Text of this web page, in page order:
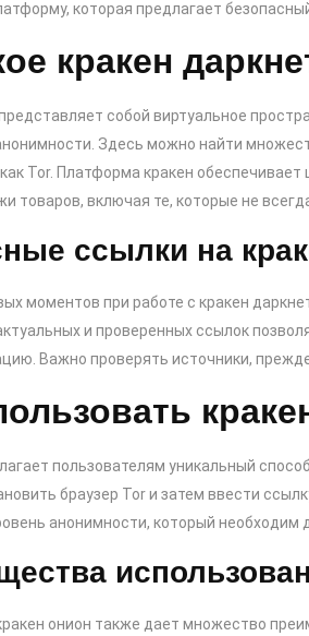
которая предлагает
кракен
собой виртуальное
Здесь можно найти
Tor. Платформа кракен
товаров, включая те, которые не
ссылки на
моментов при работе с кракен
и проверенных ссылок
Важно проверять источники,
пользователям уникальный
браузер Tor и затем ввести
анонимности, который необходим
онион также дает множество